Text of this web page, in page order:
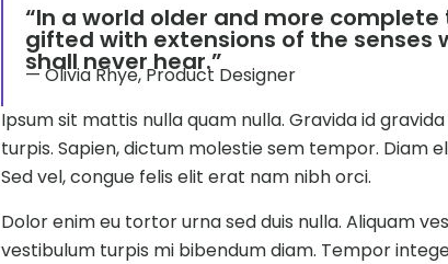
“In a world older and more
gifted with extensions of the senses
shall never hear.”
— Olivia Rhye, Product Designer
Ipsum sit mattis nulla quam nulla. Gravida id
turpis. Sapien, dictum molestie sem tempor. Diam
Sed vel, congue felis elit erat nam nibh orci.
Dolor enim eu tortor urna sed duis nulla. Aliquam
vestibulum turpis mi bibendum diam. Tempor